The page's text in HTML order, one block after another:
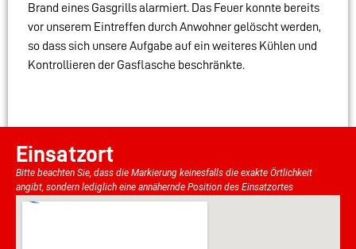
Brand eines Gasgrills alarmiert. Das Feuer konnte bereits
vor unserem Eintreffen durch Anwohner gelöscht werden,
so dass sich unsere Aufgabe auf ein weiteres Kühlen und
Kontrollieren der Gasflasche beschränkte.
Einsatzort
Bitte beachten Sie, dass die Markierung keinesfalls die exakte Örtlichkeit
angibt, sondern lediglich eine annähernde Position des Einsatzortes